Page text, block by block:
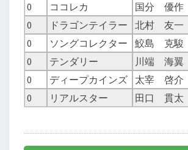
0
ココレカ 国分 優作
0
ドラゴンテイラー 北村 友一
0
ソングコレクター 鮫島 克駿
0
テンダリー 川端 海翼
0
ディープカインズ 太宰 啓介
0
リアルスター 田口 貫太